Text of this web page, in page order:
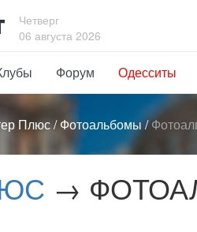
Четверг
06 августа 2026
Форум Одесситы
Плюс/Фотоальбомы/
→